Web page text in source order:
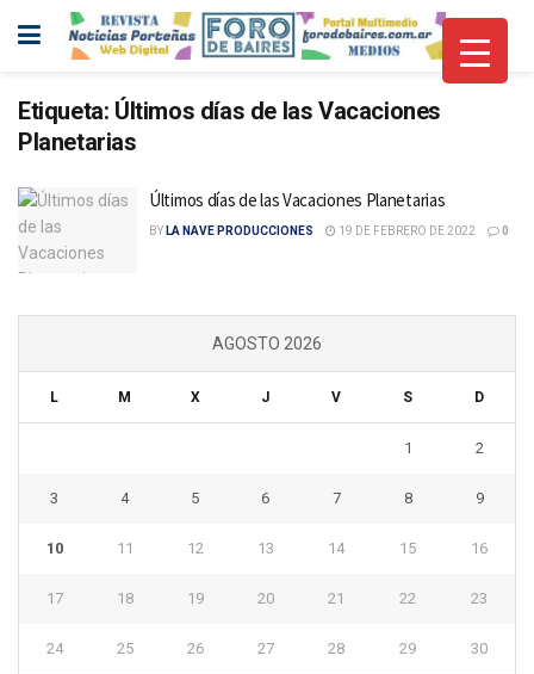
Etiqueta: Últimos días de las Vacaciones
Planetarias
Últimos días de las Vacaciones Planetarias
BY LA NAVE PRODUCCIONES 19 DE FEBRERO DE 2022 0
AGOSTO 2026
L M X J V S D
1 2
3 4 5 6 7 8 9
10 11 12 13 14 15 16
17 18 19 20 21 22 23
24 25 26 27 28 29 30